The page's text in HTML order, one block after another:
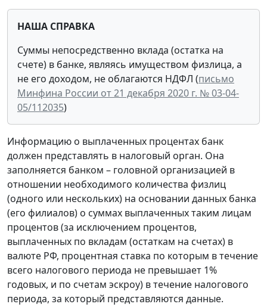
НАША СПРАВКА
Суммы непосредственно вклада (остатка на
счете) в банке, являясь имуществом физлица, а
не его доходом, не облагаются НДФЛ (письмо
Минфина России от 21 декабря 2020 г. № 03-04-
05/112035)
Информацию о выплаченных процентах банк
должен представлять в налоговый орган. Она
заполняется банком – головной организацией в
отношении необходимого количества физлиц
(одного или нескольких) на основании данных банка
(его филиалов) о суммах выплаченных таким лицам
процентов (за исключением процентов,
выплаченных по вкладам (остаткам на счетах) в
валюте РФ, процентная ставка по которым в течение
всего налогового периода не превышает 1%
годовых, и по счетам эскроу) в течение налогового
периода, за который представляются данные.